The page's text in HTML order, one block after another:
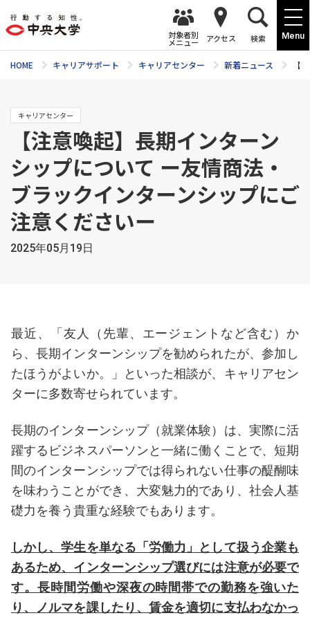
Menu
対象者別
メニュー アクセス 検索
HOME キャリアサポート キャリアセンター 新着ニュース 【
キャリアセンター
【注意喚起】長期インターン
シップについて ー友情商法・
ブラックインターンシップにご
注意くださいー
2025年05月19日
最近、「友⼈（先輩、エージェントなど含む）か
ら、長期インターンシップを勧められたが、参加し
たほうがよいか。」といった相談が、キャリアセン
ターに多数寄せられています。
長期のインターンシップ（就業体験）は、実際に活
躍するビジネスパーソンと一緒に働くことで、短期
間のインターンシップでは得られない仕事の醍醐味
を味わうことができ、大変魅力的であり、社会人基
礎力を養う貴重な経験でもあります。
しかし、学生を単なる「労働力」として扱う企業も
あるため、インターンシップ選びには注意が必要で
す。長時間労働や深夜の時間帯での勤務を強いた
り、ノルマを課したり、賃金を適切に支払わなかっ